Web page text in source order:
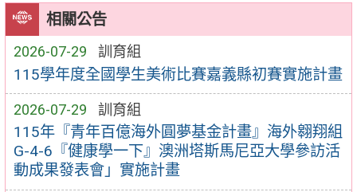
相關公告
2026-07-29 訓育組
115學年度全國學生美術比賽嘉義縣初賽實施計畫
2026-07-29 訓育組
115年『青年百億海外圓夢基金計畫』海外翱翔組
G-4-6『健康學一下』澳洲塔斯馬尼亞大學參訪活
動成果發表會」實施計畫